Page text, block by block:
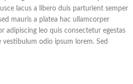
lacus a libero duis parturient semper
mauris a platea hac ullamcorper
adipiscing leo quis consectetur egestas
odio ipsum lorem. Sed